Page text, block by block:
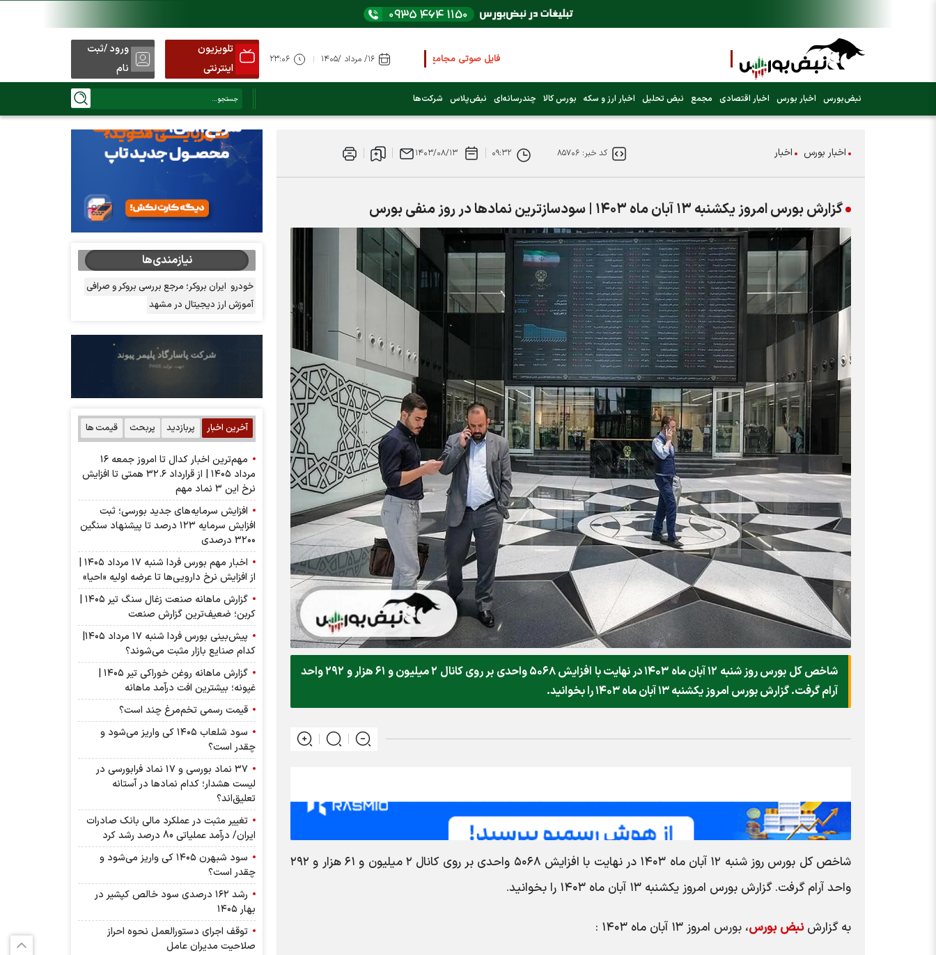
فایل صوتی مجامع و کنفرانس ها را از اینجا گوش کنید
عرضه اولیه بعدی کدام نماد است؟ (کلیک کنید)
تلویزیون
اینترنتی
ورود /ثبت
نام
نبض‌بورس اخبار بورس اخبار اقتصادی مجمع نبض تحلیل اخبار ارز و سکه بورس کالا چندرسانه‌ای نبض‌پلاس شرکت‌ها
اخبار بورس اخبار کد خبر: ۸۵۷۰۶ ۰۹:۳۲ ۱۴۰۳/۰۸/۱۳
گزارش بورس امروز یکشنبه ۱۳ آبان ماه ۱۴۰۳ | سودسازترین نمادها در روز منفی بورس
شاخص کل بورس روز شنبه ۱۲ آبان ماه ۱۴۰۳ در نهایت با افزایش ۵۰۶۸ واحدی بر روی کانال ۲ میلیون و ۶۱ هزار و ۲۹۲ واحد
آرام گرفت. گزارش بورس امروز یکشنبه ۱۳ آبان ماه ۱۴۰۳ را بخوانید.
شاخص کل بورس روز شنبه ۱۲ آبان ماه ۱۴۰۳ در نهایت با افزایش ۵۰۶۸ واحدی بر روی کانال ۲ میلیون و ۶۱ هزار و ۲۹۲
واحد آرام گرفت. گزارش بورس امروز یکشنبه ۱۳ آبان ماه ۱۴۰۳ را بخوانید.
به گزارشنبض بورس، بورس امروز ۱۳ آبان ماه ۱۴۰۳ :
نیازمندی‌ها
خودرو ایران بروکر؛ مرجع بررسی بروکر و صرافی
آموزش ارز دیجیتال در مشهد
آخرین اخبار پربازدید پربحث قیمت ها
مهم‌ترین اخبار کدال تا امروز جمعه ۱۶
مرداد ۱۴۰۵ | از قرارداد ۳۲.۶ همتی تا افزایش
نرخ این ۳ نماد مهم
افزایش سرمایه‌های جدید بورسی؛ ثبت
افزایش سرمایه ۱۲۳ درصد تا پیشنهاد‌ سنگین
۳۲۰۰ درصدی
اخبار مهم بورس فردا شنبه ۱۷ مرداد ۱۴۰۵ |
از افزایش نرخ دارویی‌ها تا عرضه اولیه «احیا»
گزارش ماهانه صنعت زغال سنگ تیر ۱۴۰۵ |
کربن؛ ضعیف‌ترین گزارش صنعت
پیش‌بینی بورس فردا شنبه ۱۷ مرداد ۱۴۰۵|
کدام صنایع بازار مثبت می‌شوند؟
گزارش ماهانه روغن خوراکی تیر ۱۴۰۵ |
غپونه؛ بیشترین افت درآمد ماهانه
قیمت رسمی تخم‌مرغ چند است؟
سود شلعاب ۱۴۰۵ کی واریز می‌شود و
چقدر است؟
۳۷ نماد بورسی و ۱۷ نماد فرابورسی در
لیست هشدار؛ کدام نماد‌ها در آستانه
تعلیق‌اند؟
تغییر مثبت در عملکرد مالی بانک صادرات
ایران/ درآمد عملیاتی 80 درصد رشد کرد
سود شبهرن ۱۴۰۵ کی واریز می‌شود و
چقدر است؟
رشد ۱۶۲ درصدی سود خالص کپشیر در
بهار ۱۴۰۵
توقف اجرای دستورالعمل نحوه احراز
صلاحیت مدیران عامل